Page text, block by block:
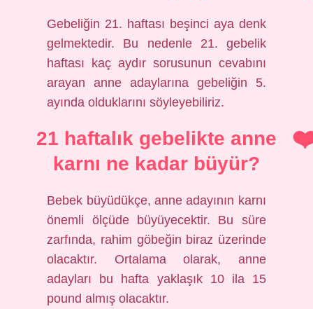
Gebeliğin 21. haftası beşinci aya denk
gelmektedir. Bu nedenle 21. gebelik
haftası kaç aydır sorusunun cevabını
arayan anne adaylarına gebeliğin 5.
ayında olduklarını söyleyebiliriz.
21 haftalık gebelikte anne
karnı ne kadar büyür?
Bebek büyüdükçe, anne adayının karnı
önemli ölçüde büyüyecektir. Bu süre
zarfında, rahim göbeğin biraz üzerinde
olacaktır. Ortalama olarak, anne
adayları bu hafta yaklaşık 10 ila 15
pound almış olacaktır.